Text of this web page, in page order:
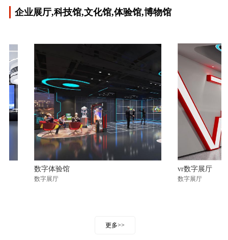
企业展厅,科技馆,文化馆,体验馆,博物馆
数字体验馆
数字展厅
vr数字展厅
数字展厅
更多>>